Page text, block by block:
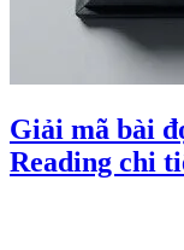
Giải mã bài
Reading chi